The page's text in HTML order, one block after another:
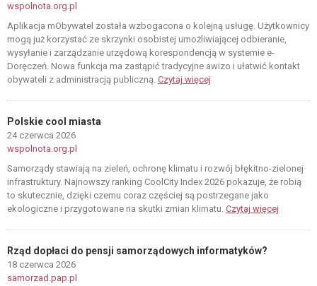
wspolnota.org.pl
Aplikacja mObywatel została wzbogacona o kolejną usługę. Użytkownicy
mogą już korzystać ze skrzynki osobistej umożliwiającej odbieranie,
wysyłanie i zarządzanie urzędową korespondencją w systemie e-
Doręczeń. Nowa funkcja ma zastąpić tradycyjne awizo i ułatwić kontakt
obywateli z administracją publiczną. Czytaj więcej
Polskie cool miasta
24 czerwca 2026
wspolnota.org.pl
Samorządy stawiają na zieleń, ochronę klimatu i rozwój błękitno-zielonej
infrastruktury. Najnowszy ranking CoolCity Index 2026 pokazuje, że robią
to skutecznie, dzięki czemu coraz częściej są postrzegane jako
ekologiczne i przygotowane na skutki zmian klimatu. Czytaj więcej
Rząd dopłaci do pensji samorządowych informatyków?
18 czerwca 2026
samorzad.pap.pl